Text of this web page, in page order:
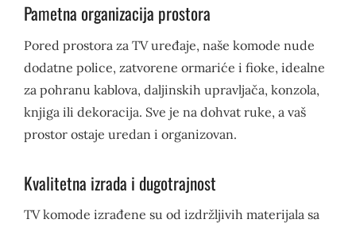
Pametna organizacija prostora
Pored prostora za TV uređaje, naše komode nude
dodatne police, zatvorene ormariće i fioke, idealne
za pohranu kablova, daljinskih upravljača, konzola,
knjiga ili dekoracija. Sve je na dohvat ruke, a vaš
prostor ostaje uredan i organizovan.
Kvalitetna izrada i dugotrajnost
TV komode izrađene su od izdržljivih materijala sa